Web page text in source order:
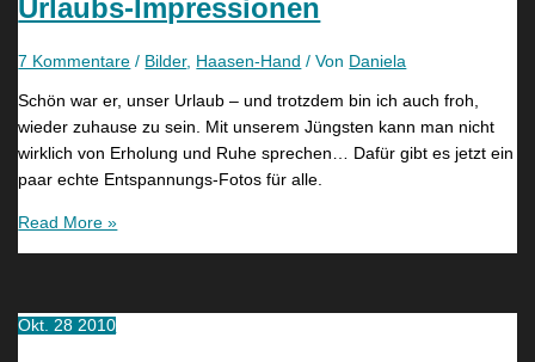
Urlaubs-Impressionen
7 Kommentare / Bilder, Haasen-Hand / Von Daniela
Schön war er, unser Urlaub – und trotzdem bin ich auch froh,
wieder zuhause zu sein. Mit unserem Jüngsten kann man nicht
wirklich von Erholung und Ruhe sprechen… Dafür gibt es jetzt ein
paar echte Entspannungs-Fotos für alle.
Read More »
Okt. 28 2010